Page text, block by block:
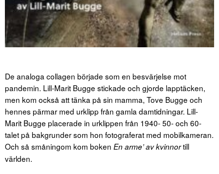
De analoga collagen började som en besvärjelse mot
pandemin. Lill-Marit Bugge stickade och gjorde lapptäcken,
men kom också att tänka på sin mamma, Tove Bugge och
hennes pärmar med urklipp från gamla damtidningar. Lill-
Marit Bugge placerade in urklippen från 1940- 50- och 60-
talet på bakgrunder som hon fotograferat med mobilkameran.
Och så småningom kom boken En arme’ av kvinnortill
världen.